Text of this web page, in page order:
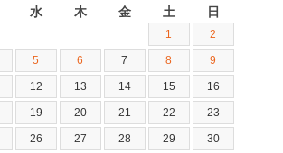
水 木 金 土 日
1 2
5 6 7 8 9
12 13 14 15 16
19 20 21 22 23
26 27 28 29 30